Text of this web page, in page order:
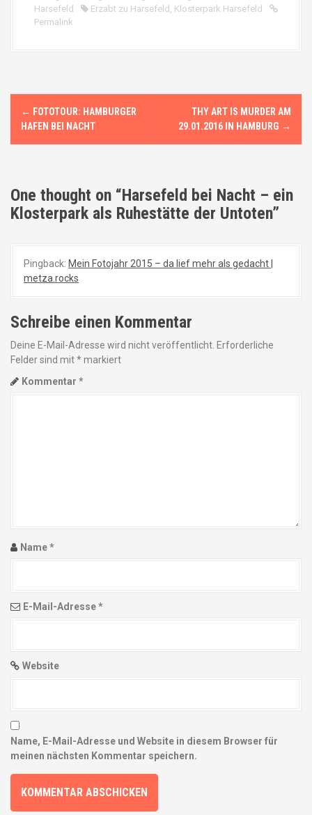
Harsefeld
Erzabt zu Harsefeld Klosterpark Harsefeld
Permalink
N
i
g
o
n
i
k
l
← FOTOTOUR: HAMBURGER
HAFEN BEI NACHT
THY ART IS MURDER AM
29.01.2016 IN HAMBURG →
One thought on “Harsefeld bei Nacht – ein
Klosterpark als Ruhestätte der Untoten”
Pingback: Mein Fotojahr 2015 – da lief mehr als gedacht |
metza.rocks
Schreibe einen Kommentar
Deine E-Mail-Adresse wird nicht veröffentlicht. Erforderliche
Felder sind mit*markiert
Kommentar *
Name*
E-Mail-Adresse*
Website
Name, E-Mail-Adresse und Website in diesem Browser für
meinen nächsten Kommentar speichern.